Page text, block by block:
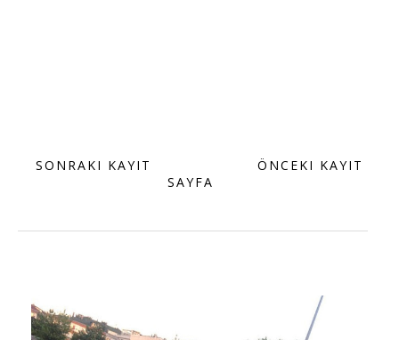
SONRAKI KAYIT ÖNCEKI KAYIT
SAYFA